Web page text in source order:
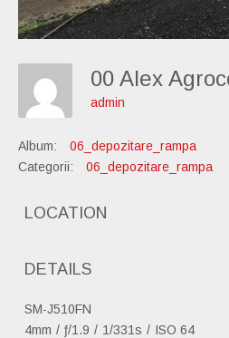
admin
Album:
06_depozitare_rampa
Categorii:
06_depozitare_rampa
LOCATION
DETAILS
SM-J510FN
4mm / ƒ/1.9 / 1/331s / ISO 64